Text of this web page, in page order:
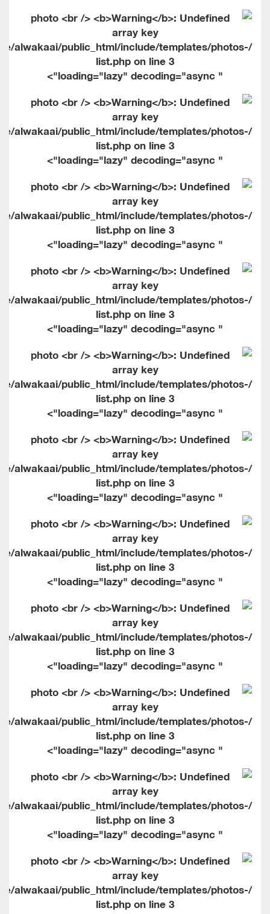
alwakaai/public_html/include/templates/photos-
list.php on line3
" loading="lazy" decoding="async">
alwakaai/public_html/include/templates/photos-
list.php on line3
" loading="lazy" decoding="async">
alwakaai/public_html/include/templates/photos-
list.php on line3
" loading="lazy" decoding="async">
alwakaai/public_html/include/templates/photos-
list.php on line3
" loading="lazy" decoding="async">
alwakaai/public_html/include/templates/photos-
list.php on line3
" loading="lazy" decoding="async">
alwakaai/public_html/include/templates/photos-
list.php on line3
" loading="lazy" decoding="async">
alwakaai/public_html/include/templates/photos-
list.php on line3
" loading="lazy" decoding="async">
alwakaai/public_html/include/templates/photos-
list.php on line3
" loading="lazy" decoding="async">
alwakaai/public_html/include/templates/photos-
list.php on line3
" loading="lazy" decoding="async">
alwakaai/public_html/include/templates/photos-
list.php on line3
" loading="lazy" decoding="async">
alwakaai/public_html/include/templates/photos-
list.php on line3